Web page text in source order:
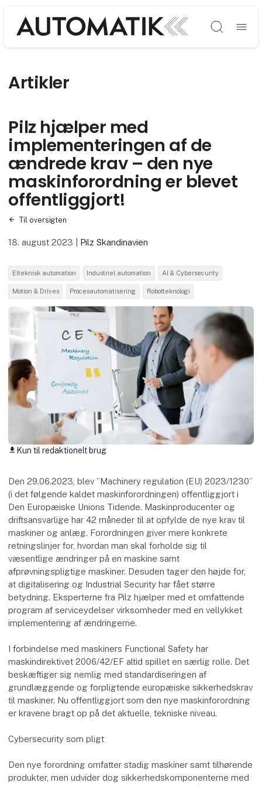
Søg
Artikler
Pilz hjælper med
implementeringen af de
ændrede krav – den nye
maskinforordning er blevet
offentliggjort!
Til oversigten
18. august 2023 Pilz Skandinavien
Elteknisk automation Industriel automation AI & Cybersecurity
Motion & Drives Procesautomatisering Robotteknologi
download Kun til redaktionelt brug
Den 29.06.2023, blev ”Machinery regulation (EU) 2023/1230”
(i det følgende kaldet maskinforordningen) offentliggjort i
Den Europæiske Unions Tidende. Maskinproducenter og
driftsansvarlige har 42 måneder til at opfylde de nye krav til
maskiner og anlæg. Forordningen giver mere konkrete
retningslinjer for, hvordan man skal forholde sig til
væsentlige ændringer på en maskine samt
afprøvningspligtige maskiner. Desuden tager den højde for,
at digitalisering og Industrial Security har fået større
betydning. Eksperterne fra Pilz hjælper med et omfattende
program af serviceydelser virksomheder med en vellykket
implementering af ændringerne.
I forbindelse med maskiners Functional Safety har
maskindirektivet 2006/42/EF altid spillet en særlig rolle. Det
beskæftiger sig nemlig med standardiseringen af
grundlæggende og forpligtende europæiske sikkerhedskrav
til maskiner. Nu offentliggjort som den nye maskinforordning
er kravene bragt op på det aktuelle, tekniske niveau.
Cybersecurity som pligt
Den nye forordning omfatter stadig maskiner samt tilhørende
produkter, men udvider dog sikkerhedskomponenterne med